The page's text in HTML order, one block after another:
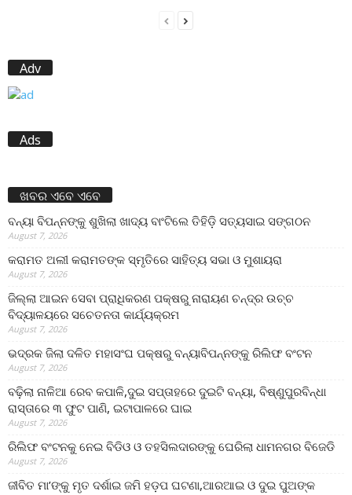
Adv
Ads
ଖବର ଏବେ ଏବେ
ବନ୍ୟା ବିପନ୍ନଙ୍କୁ ଶୁଖିଲା ଖାଦ୍ୟ ବାଂଟିଲେ ତିହିଡି଼ ସତ୍ୟସାଇ ସଙ୍ଗଠନ
August 7, 2026
କରାମତ ଅଲୀ କରାମତଙ୍କ ସ୍ମୃତିରେ ସାହିତ୍ୟ ସଭା ଓ ମୁଶାୟରା
August 7, 2026
ଜିଲ୍ଲା ଆଇନ ସେବା ପ୍ରାଧିକରଣ ପକ୍ଷରୁ ନାରାୟଣ ଚନ୍ଦ୍ର ଉଚ୍ଚ
ବିଦ୍ୟାଳୟରେ ସଚେତନତା କାର୍ଯ୍ୟକ୍ରମ
August 7, 2026
ଭଦ୍ରକ ଜିଲା ଦଳିତ ମହାସଂଘ ପକ୍ଷରୁ ବନ୍ୟାବିପନ୍ନଙ୍କୁ ରିଲିଫ ବଂଟନ
August 7, 2026
ବଢ଼ିଲା ନାଳିଆ ରେବ କପାଳି,ଦୁଇ ସପ୍ତାହରେ ଦୁଇଟି ବନ୍ୟା, ବିଷ୍ଣୁପୁରବିନ୍ଧା
ରାସ୍ତାରେ ୩ ଫୁଟ ପାଣି, ଇଟାପାଳରେ ଘାଇ
August 7, 2026
ରିଲିଫ ବଂଟନକୁ ନେଇ ବିଡିଓ ଓ ତହସିଲଦାରଙ୍କୁ ଘେରିଲା ଧାମନଗର ବିଜେଡି
August 7, 2026
ଜୀବିତ ମା’ଙ୍କୁ ମୃତ ଦର୍ଶାଇ ଜମି ହଡ଼ପ ଘଟଣା,ଆରଆଇ ଓ ଦୁଇ ପୁଅଙ୍କ